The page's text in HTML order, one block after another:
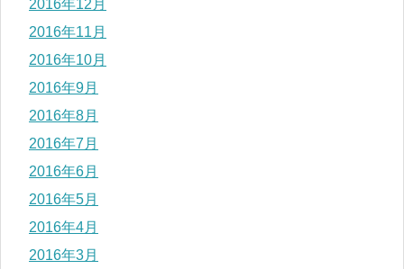
2016年12月
2016年11月
2016年10月
2016年9月
2016年8月
2016年7月
2016年6月
2016年5月
2016年4月
2016年3月